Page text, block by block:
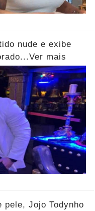
nude e exibe
mais
Jojo Todynho